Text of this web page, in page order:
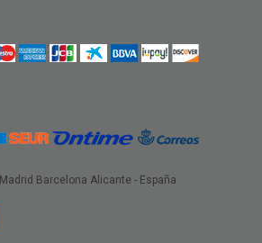
Madrid Barcelona Alicante - España